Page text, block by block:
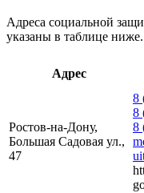
Адреса социальной
указаны в таблице ниже.
Адрес
Ростов-на-Дону,
Большая Садовая ул.,
47
8
8
8